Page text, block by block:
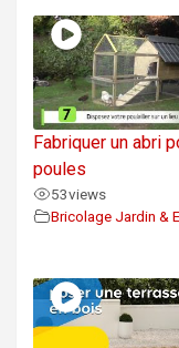
Fabriquer un abri
poules
53views
Bricolage Jardin &